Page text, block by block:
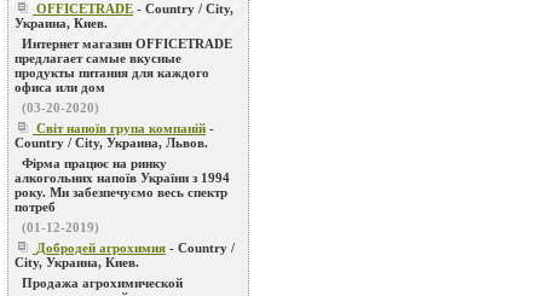
OFFICETRADE - Country / City,
Украина, Киев.
Интернет магазин OFFICETRADE
предлагает самые вкусные
продукты питания для каждого
офиса или дом
(03-20-2020)
Світ напоїв група компаній -
Country / City, Украина, Львов.
Фірма працює на ринку
алкогольних напоїв України з 1994
року. Ми забезпечуємо весь спектр
потреб
(01-12-2019)
Добродей агрохимия - Country /
City, Украина, Киев.
Продажа агрохимической